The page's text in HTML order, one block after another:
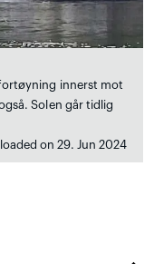
innerst mot
Solen går tidlig
on 29. Jun 2024